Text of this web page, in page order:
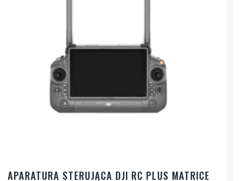
APARATURA STERUJĄCA DJI RC PLUS MATRICE